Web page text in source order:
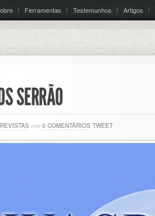
Ferramentas Testemunhos Artigos
SERRÃO
com 0 COMENTÁRIOS TWEET